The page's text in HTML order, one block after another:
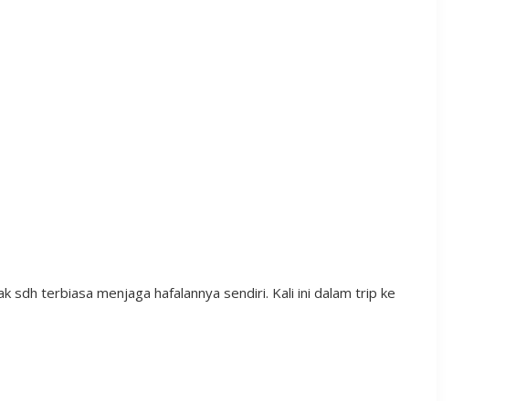
sdh terbiasa menjaga hafalannya sendiri. Kali ini dalam trip ke